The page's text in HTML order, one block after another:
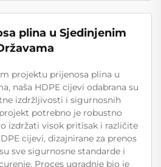
plina u Sjedinjenim
projektu prijenosa plina u
naša HDPE cijevi odabrana su
izdržljivosti i sigurnosnih
potrebno je robustno
izdržati visok pritisak i različite
cijevi, dizajnirane za prenos
sve sigurnosne standarde i
Proces ugradnje bio je